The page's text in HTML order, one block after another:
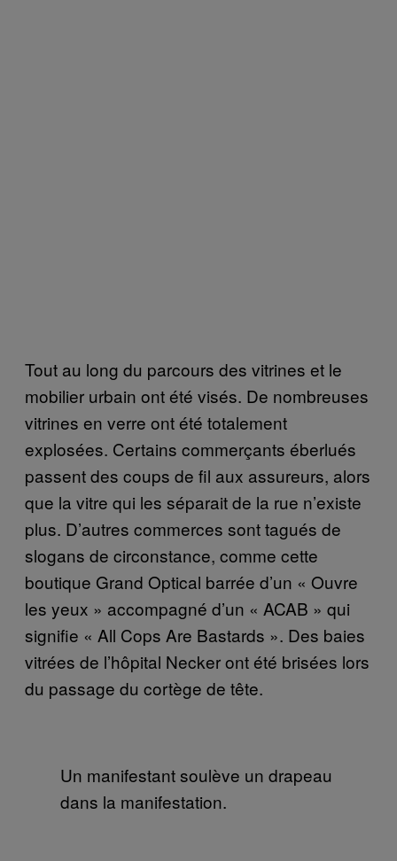
Tout au long du parcours des vitrines et le
mobilier urbain ont été visés. De nombreuses
vitrines en verre ont été totalement
explosées. Certains commerçants éberlués
passent des coups de fil aux assureurs, alors
que la vitre qui les séparait de la rue n’existe
plus. D’autres commerces sont tagués de
slogans de circonstance, comme cette
boutique Grand Optical barrée d’un « Ouvre
les yeux » accompagné d’un « ACAB » qui
signifie « All Cops Are Bastards ». Des baies
vitrées de l’hôpital Necker ont été brisées lors
du passage du cortège de tête.
Un manifestant soulève un drapeau
dans la manifestation.